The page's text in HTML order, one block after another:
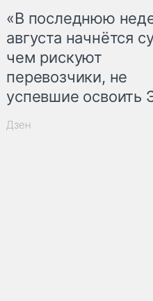
«В последнюю
августа начнётся
чем рискуют
перевозчики, не
успевшие освоить
Дзен